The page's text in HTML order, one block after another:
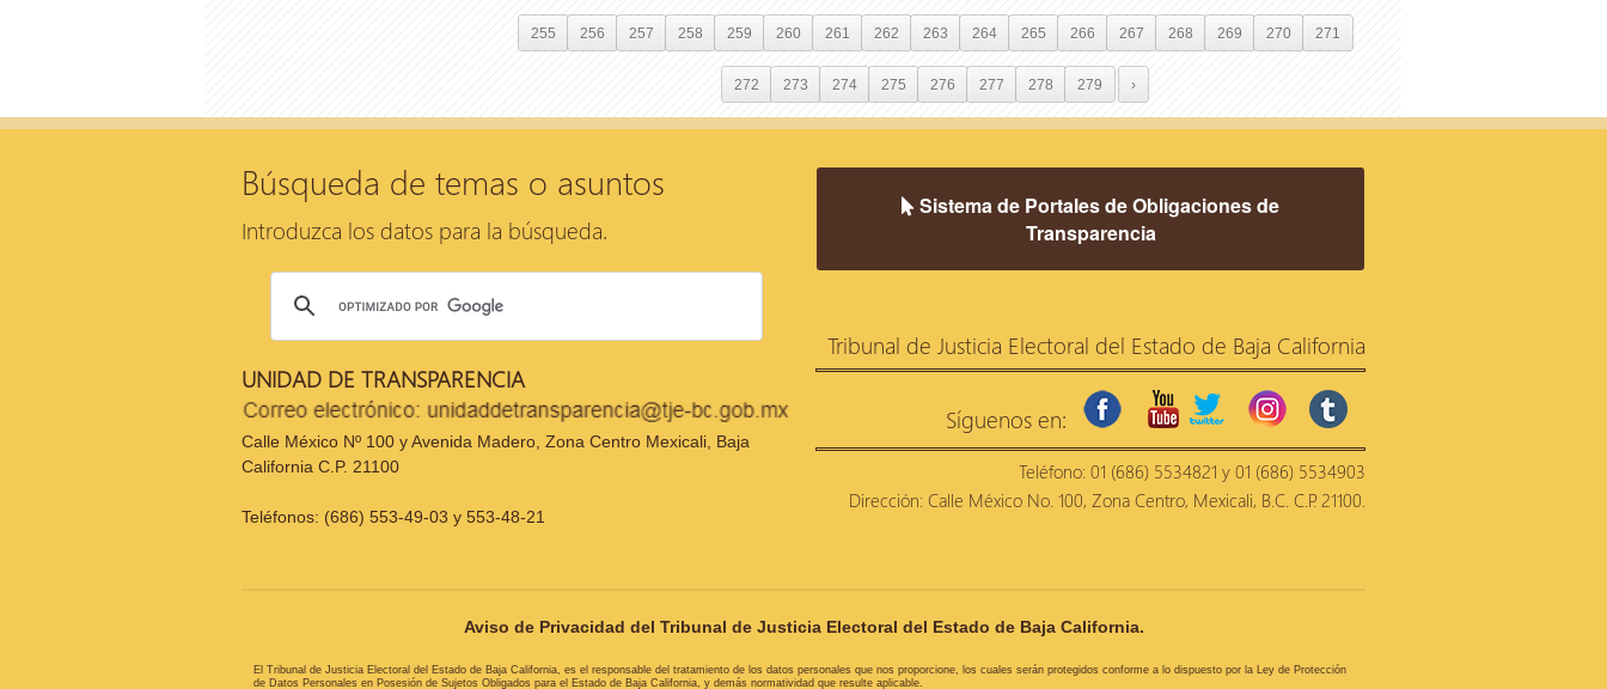
255 256 257 258 259 260 261 262 263 264 265 266 267 268 269 270 271
272 273 274 275 276 277 278 279 ›
Búsqueda de temas o asuntos
Introduzca los datos para la búsqueda.
UNIDAD DE TRANSPARENCIA
Calle México Nº 100 y Avenida Madero, Zona Centro Mexicali, Baja
California C.P. 21100
Teléfonos: (686) 553-49-03 y 553-48-21
Sistema de Portales de Obligaciones de
Transparencia
Tribunal de Justicia Electoral del Estado de Baja California
Síguenos en:
facebookyoutubetwitter
Teléfono: 01 (686) 5534821 y 01 (686) 5534903
Dirección: Calle México No. 100, Zona Centro, Mexicali, B.C. C.P. 21100.
Aviso de Privacidad del Tribunal de Justicia Electoral del Estado de Baja California.
El Tribunal de Justicia Electoral del Estado de Baja California, es el responsable del tratamiento de los datos personales que nos proporcione, los cuales serán protegidos conforme a lo dispuesto por la Ley de Protección
de Datos Personales en Posesión de Sujetos Obligados para el Estado de Baja California, y demás normatividad que resulte aplicable.